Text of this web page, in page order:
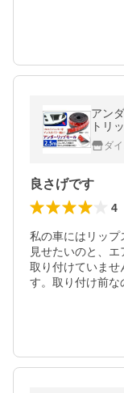
アン
トリ
とん
ダ
良さげです
4
私の車にはリップ
見せたいのと、
取り付けていませ
す。取り付け前な